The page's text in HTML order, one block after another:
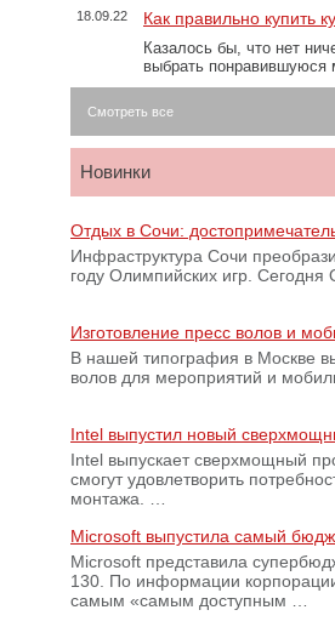
18.09.22 Как правильно купить
Казалось бы, что нет
выбрать
Смотреть все
Новинки
Отдых в Сочи:
Инфраструктура Сочи
году Олимпийских игр.
Изготовление пресс волов и
В нашей типография в Москве
волов для мероприятий и
Intel выпустил новый
Intel выпускает сверхмощный
смогут удовлетворить
монтажа. …
Microsoft выпустила самый
Microsoft представила
130. По информации
самым «самым доступным …